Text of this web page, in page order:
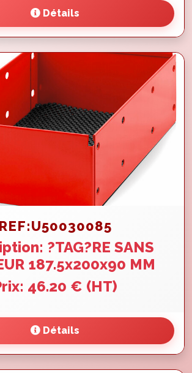
Détails
REF:U50030085
?TAG?RE SANS
187.5x200x90 MM
46.20 € (HT)
Détails